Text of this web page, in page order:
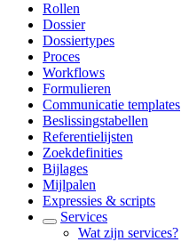
Rollen
Dossier
Dossiertypes
Proces
Workflows
Formulieren
Communicatie templates
Beslissingstabellen
Referentielijsten
Zoekdefinities
Bijlages
Mijlpalen
Expressies & scripts
Services
Wat zijn services?